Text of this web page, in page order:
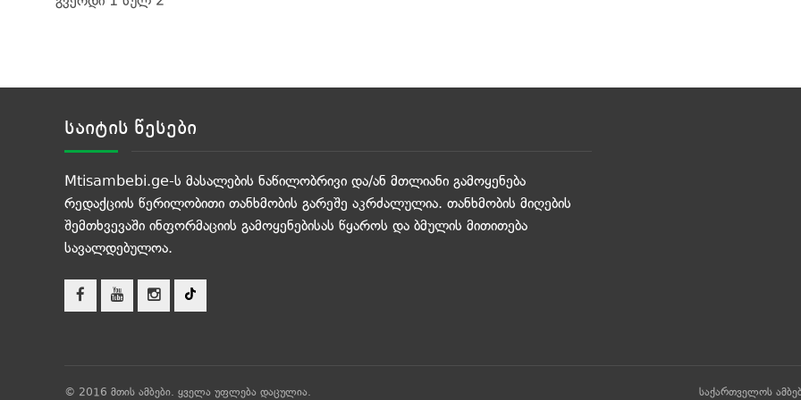
საიტის წესები
Mtisambebi.ge-ს მასალების ნაწილობრივი და/ან მთლიანი გამოყენება
რედაქციის წერილობითი თანხმობის გარეშე აკრძალულია. თანხმობის მიღების
შემთხვევაში ინფორმაციის გამოყენებისას წყაროს და ბმულის მითითება
სავალდებულოა.
© 2016 მთის ამბები. ყველა უფლება დაცულია. საქართველოს